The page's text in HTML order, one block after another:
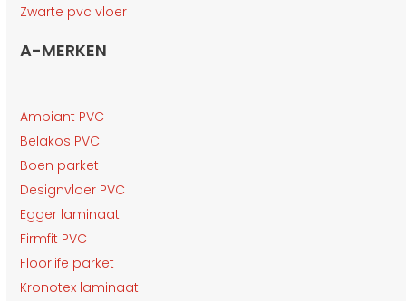
Zwarte pvc vloer
A-MERKEN
Ambiant PVC
Belakos PVC
Boen parket
Designvloer PVC
Egger laminaat
Firmfit PVC
Floorlife parket
Kronotex laminaat